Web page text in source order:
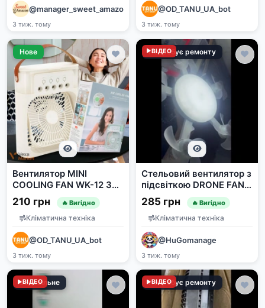
@manager_sweet_amazon
3 тиж. тому
@OD_TANU_UA_bot
3 тиж. тому
Нове
Вентилятор MINI
COOLING FAN WK-12 350
мл
210 грн 🔥 Вигідно
Кліматична техніка
@OD_TANU_UA_bot
3 тиж. тому
Потребує ремонту
ВІДЕО
Стельовий вентилятор з
підсвіткою DRONE FAN
LIGHT AT-5FD 54 см з
пультом
285 грн 🔥 Вигідно
Кліматична техніка
@HuGomanage
3 тиж. тому
Задовільне
ВІДЕО Потребує ремонту
ВІДЕО